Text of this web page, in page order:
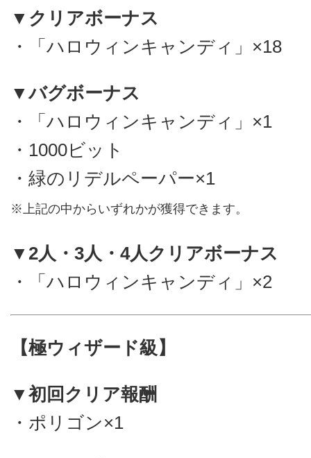
▼クリアボーナス
・「ハロウィンキャンディ」×18
▼バグボーナス
・「ハロウィンキャンディ」×1
・1000ビット
・緑のリデルペーパー×1
※上記の中からいずれかが獲得できます。
▼2人・3人・4人クリアボーナス
・「ハロウィンキャンディ」×2
【極ウィザード級】
▼初回クリア報酬
・ポリゴン×1